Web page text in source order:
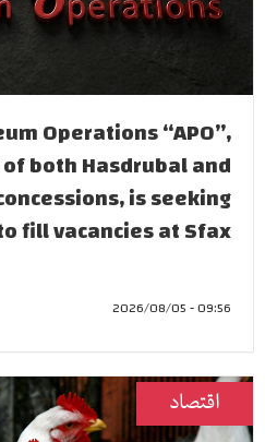
Operations “APO”,
both Hasdrubal and
is seeking
fill vacancies at Sfax
09:56 - 2026/08/05
اقتصاد